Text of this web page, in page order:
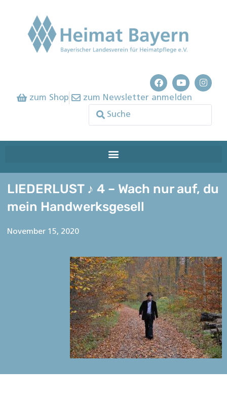
zum Shop zum Newsletter anmelden
LIEDERLUST ♪ 4 – Wach nur auf, du
mein Handwerksgesell
November 15, 2020